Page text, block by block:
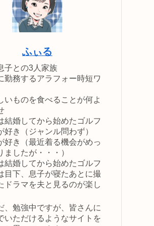
ふぃる
子との3人家族
勤務するアラフォー時短ワ
いものを食べることが何よ
結婚してから始めたゴルフ
好き（ジャンル問わず）
好き（最近着る機会がめっ
ましたが・・・）
結婚してから始めたゴルフ
目下、息子が寝たあとに撮
ドラマを夫と見るのが楽し
、勉強中ですが、皆さんに
いただけるようなサイトを